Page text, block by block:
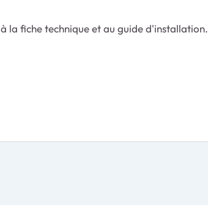
la fiche technique et au guide d'installation.